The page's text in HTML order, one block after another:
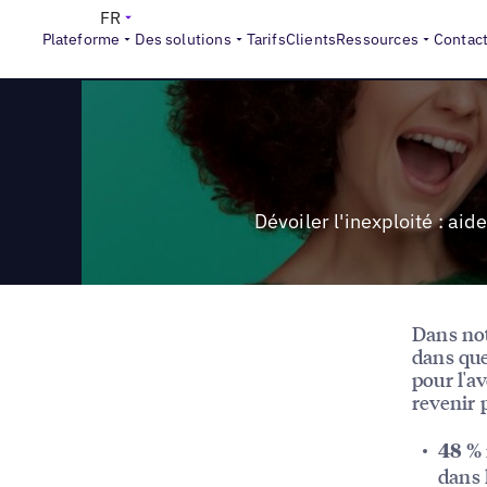
Plateforme Des solutions TarifsClientsRessources
FR
Reports
Dévoiler l'inexploité :
Dans
dans
pour
revenir
48 %
dans